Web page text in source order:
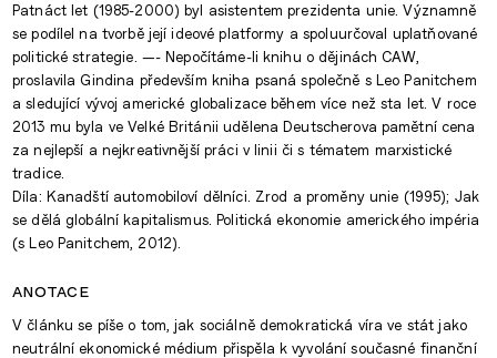
Patnáct let (1985-2000) byl asistentem prezidenta unie. Významně
se podílel na tvorbě její ideové platformy a spoluurčoval uplatňované
politické strategie. —- Nepočítáme-li knihu o dějinách CAW,
proslavila Gindina především kniha psaná společně s Leo Panitchem
a sledující vývoj americké globalizace během více než sta let. V roce
2013 mu byla ve Velké Británii udělena Deutscherova pamětní cena
za nejlepší a nejkreativnější práci v linii či s tématem marxistické
tradice.
Díla: Kanadští automobiloví dělníci. Zrod a proměny unie (1995); Jak
se dělá globální kapitalismus. Politická ekonomie amerického impéria
(s Leo Panitchem, 2012).
anotace
V článku se píše o tom, jak sociálně demokratická víra ve stát jako
neutrální ekonomické médium přispěla k vyvolání současné finanční